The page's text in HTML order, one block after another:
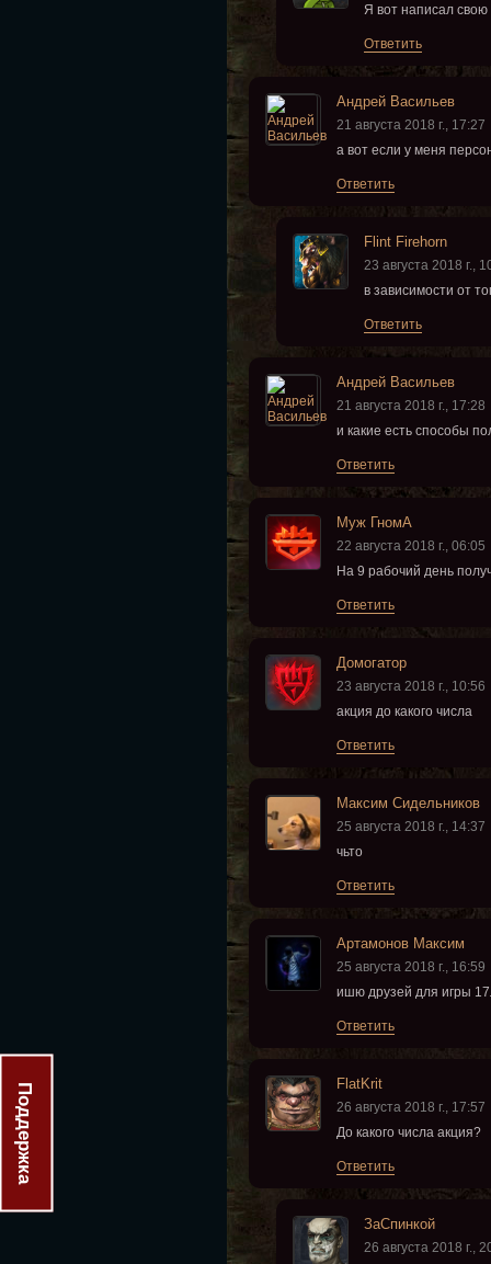
Я вот написал свою
Ответить
Андрей Васильев
21 августа 2018 г., 17:27
а вот если у меня
Ответить
Flint Firehorn
23 августа 2018 г.,
в зависимости от
Ответить
Андрей Васильев
21 августа 2018 г., 17:28
и какие есть способы
Ответить
Муж ГномА
22 августа 2018 г., 06:05
На 9 рабочий день
Ответить
Домогатор
23 августа 2018 г., 10:56
акция до какого числа
Ответить
Максим Сидельников
25 августа 2018 г., 14:37
чьто
Ответить
Артамонов Максим
25 августа 2018 г., 16:59
ишю друзей для игры
Ответить
FlatKrit
26 августа 2018 г., 17:57
До какого числа акция?
Ответить
ЗаСпинкой
26 августа 2018 г.,
Поддержка